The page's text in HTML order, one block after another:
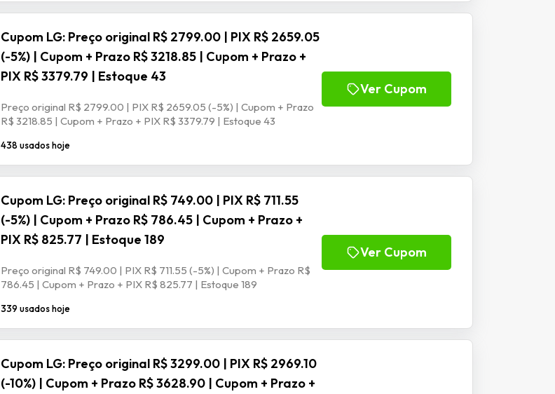
Cupom LG: Preço original R$ 2799.00 | PIX R$ 2659.05
(-5%) | Cupom + Prazo R$ 3218.85 | Cupom + Prazo +
PIX R$ 3379.79 | Estoque 43
Preço original R$ 2799.00 | PIX R$ 2659.05 (-5%) | Cupom + Prazo
R$ 3218.85 | Cupom + Prazo + PIX R$ 3379.79 | Estoque 43
438 usados hoje
Ver Cupom
Cupom LG: Preço original R$ 749.00 | PIX R$ 711.55
(-5%) | Cupom + Prazo R$ 786.45 | Cupom + Prazo +
PIX R$ 825.77 | Estoque 189
Preço original R$ 749.00 | PIX R$ 711.55 (-5%) | Cupom + Prazo R$
786.45 | Cupom + Prazo + PIX R$ 825.77 | Estoque 189
339 usados hoje
Ver Cupom
Cupom LG: Preço original R$ 3299.00 | PIX R$ 2969.10
(-10%) | Cupom + Prazo R$ 3628.90 | Cupom + Prazo +